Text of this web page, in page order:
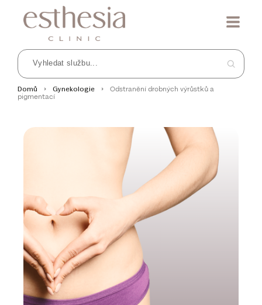
Domů Gynekologie Odstranění drobných výrůstků a
pigmentací